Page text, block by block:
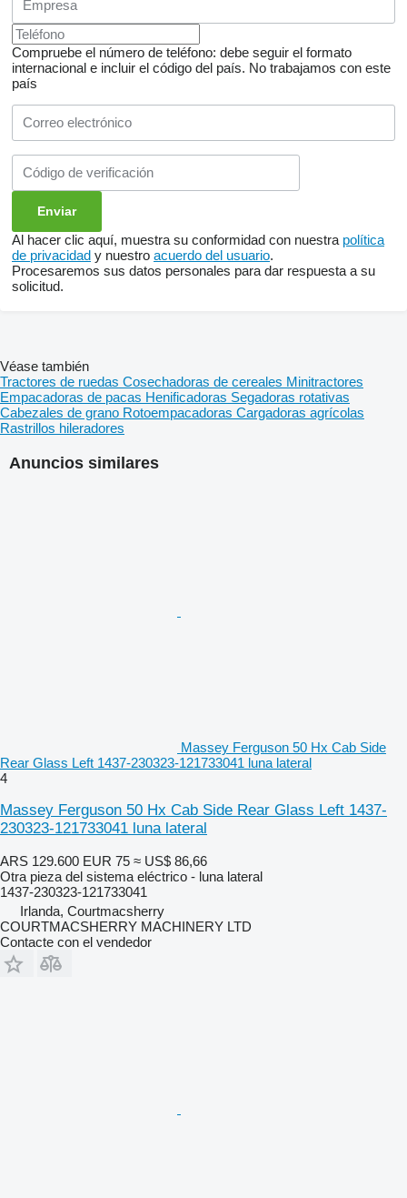
Compruebe el número de teléfono: debe seguir el formato
internacional e incluir el código del país. No trabajamos con este
país
Al hacer clic aquí, muestra su conformidad con nuestra política
de privacidad y nuestro acuerdo del usuario.
Procesaremos sus datos personales para dar respuesta a su
solicitud.
Anuncios similares
Massey Ferguson 50 Hx Cab Side
Rear Glass Left 1437-230323-121733041 luna lateral
4
Massey Ferguson 50 Hx Cab Side Rear Glass Left 1437-
230323-121733041 luna lateral
ARS 129.600 EUR 75 ≈ US$ 86,66
Otra pieza del sistema eléctrico - luna lateral
1437-230323-121733041
Irlanda, Courtmacsherry
COURTMACSHERRY MACHINERY LTD
Contacte con el vendedor
Véase también
Tractores de ruedas Cosechadoras de cereales Minitractores
Empacadoras de pacas Henificadoras Segadoras rotativas
Cabezales de grano Rotoempacadoras Cargadoras agrícolas
Rastrillos hileradores